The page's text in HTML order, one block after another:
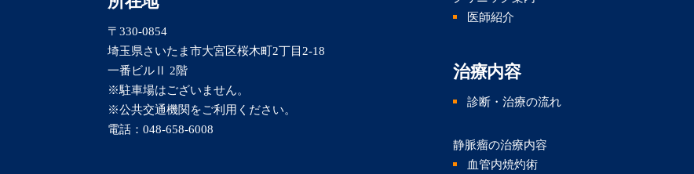
〒330-0854
埼玉県さいたま市大宮区桜木町2丁目2-18
一番ビルⅡ 2階
※駐車場はございません。
※公共交通機関をご利用ください。
電話： 048-658-6008
医師紹介
治療内容
診断・治療の流れ
静脈瘤の治療内容
血管内焼灼術